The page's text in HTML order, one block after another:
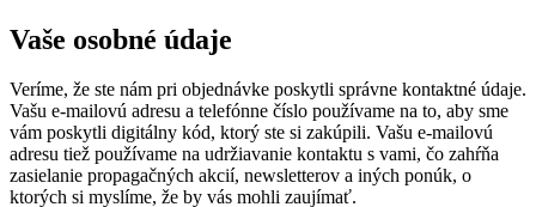
Vaše osobné údaje
Veríme, že ste nám pri objednávke poskytli správne kontaktné údaje.
Vašu e-mailovú adresu a telefónne číslo používame na to, aby sme
vám poskytli digitálny kód, ktorý ste si zakúpili. Vašu e-mailovú
adresu tiež používame na udržiavanie kontaktu s vami, čo zahŕňa
zasielanie propagačných akcií, newsletterov a iných ponúk, o
ktorých si myslíme, že by vás mohli zaujímať.